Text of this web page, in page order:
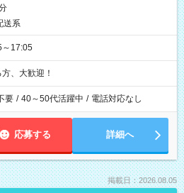
送系
～17:05
、大歓迎！
要 / 40～50代活躍中 / 電話対応なし
応募する 詳細へ
掲載日：2026.08.05